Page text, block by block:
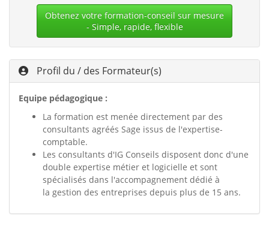
Obtenez votre formation-conseil sur mesure
- Simple, rapide, flexible
Profil du / des Formateur(s)
Equipe pédagogique :
La formation est menée directement par des
consultants agréés Sage issus de l'expertise-
comptable.
Les consultants d'IG Conseils disposent donc d'une
double expertise métier et logicielle et sont
spécialisés dans l'accompagnement dédié à
la gestion des entreprises depuis plus de 15 ans.